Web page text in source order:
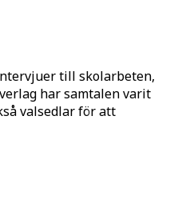
till skolarbeten,
har samtalen varit
valsedlar för att